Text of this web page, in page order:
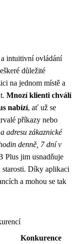
intuitivní ovládání
důležité
na jednom místě a
Mnozí klienti chválí
nabízí, ať už se
příkazy nebo
adresu zákaznické
denně, 7 dní v
Plus jim usnadňuje
starosti. Díky aplikaci
a mohou se tak
Konkurence